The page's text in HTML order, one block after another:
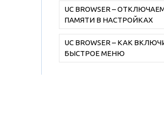
UC BROWSER –
ПАМЯТИ В НАСТРОЙКАХ
UC BROWSER – КАК
БЫСТРОЕ МЕНЮ